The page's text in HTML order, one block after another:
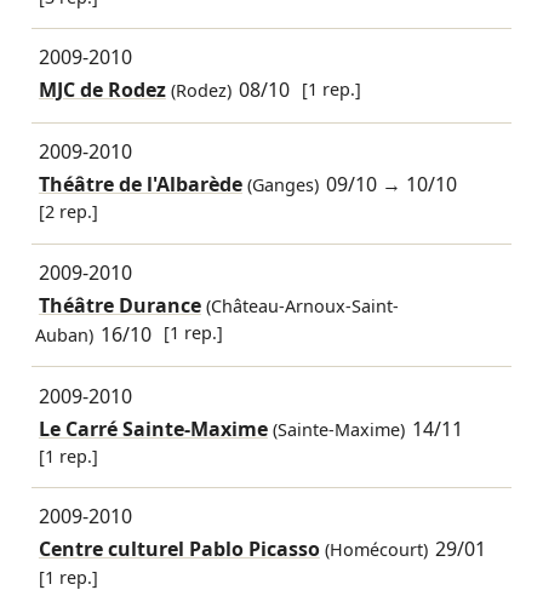
2009-2010
MJC de Rodez(Rodez) 08/10 [1 rep.]
2009-2010
Théâtre de l'Albarède(Ganges) 09/10 → 10/10
[2 rep.]
2009-2010
Théâtre Durance(Château-Arnoux-Saint-
Auban) 16/10 [1 rep.]
2009-2010
Le Carré Sainte-Maxime(Sainte-Maxime) 14/11
[1 rep.]
2009-2010
Centre culturel Pablo Picasso(Homécourt) 29/01
[1 rep.]